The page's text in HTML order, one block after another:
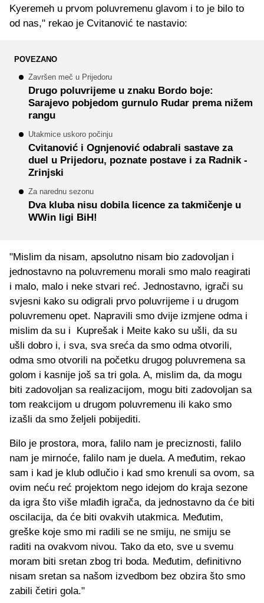
Kyeremeh u prvom poluvremenu glavom i to je bilo to
od nas," rekao je Cvitanović te nastavio:
POVEZANO
Završen meč u Prijedoru
Drugo poluvrijeme u znaku Bordo boje:
Sarajevo pobjedom gurnulo Rudar prema nižem
rangu
Utakmice uskoro počinju
Cvitanović i Ognjenović odabrali sastave za
duel u Prijedoru, poznate postave i za Radnik -
Zrinjski
Za narednu sezonu
Dva kluba nisu dobila licence za takmičenje u
WWin ligi BiH!
"Mislim da nisam, apsolutno nisam bio zadovoljan i
jednostavno na poluvremenu morali smo malo reagirati
i malo, malo i neke stvari reć. Jednostavno, igrači su
svjesni kako su odigrali prvo poluvrijeme i u drugom
poluvremenu opet. Napravili smo dvije izmjene odma i
mislim da su i Kuprešak i Meite kako su ušli, da su
ušli dobro i, i sva, sva sreća da smo odma otvorili,
odma smo otvorili na početku drugog poluvremena sa
golom i kasnije još sa tri gola. A, mislim da, da mogu
biti zadovoljan sa realizacijom, mogu biti zadovoljan sa
tom reakcijom u drugom poluvremenu ili kako smo
izašli da smo željeli pobijediti.
Bilo je prostora, mora, falilo nam je preciznosti, falilo
nam je mirnoće, falilo nam je duela. A međutim, rekao
sam i kad je klub odlučio i kad smo krenuli sa ovom, sa
ovim neću reć projektom nego idejom do kraja sezone
da igra što više mlađih igrača, da jednostavno da će biti
oscilacija, da će biti ovakvih utakmica. Međutim,
greške koje smo mi radili se ne smiju, ne smiju se
raditi na ovakvom nivou. Tako da eto, sve u svemu
moram biti sretan zbog tri boda. Međutim, definitivno
nisam sretan sa našom izvedbom bez obzira što smo
zabili četiri gola."